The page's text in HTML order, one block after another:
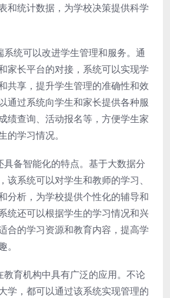
和统计数据，为学校决策提供科学
统可以改进学生管理和服务。通
家长平台的对接，系统可以实现学
共享，提升学生管理的准确性和效
通过系统向学生和家长提供各种服
绩查询、活动报名等，方便学生家
的学习情况。
具备智能化的特点。基于大数据分
该系统可以对学生和教师的学习、
分析，为学校提供个性化的辅导和
统还可以根据学生的学习情况和兴
合的学习资源和教育内容，提高学
教育机构中具有广泛的应用。不论
学，都可以通过该系统实现管理的